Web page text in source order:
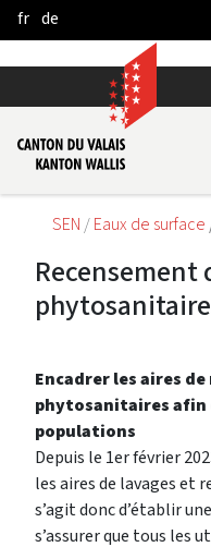
Skip to Main Content
fr de
SEN Eaux de surface
Recensement
Encadrer les aires
phytosanitaires afin
populations
Depuis le 1er février
les aires de lavages et
s’agit donc d’établir
s’assurer que tous les